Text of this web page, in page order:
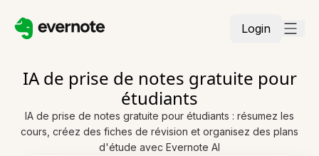
Login
IA de prise de notes gratuite pour
étudiants
IA de prise de notes gratuite pour étudiants : résumez les
cours, créez des fiches de révision et organisez des plans
d'étude avec Evernote AI